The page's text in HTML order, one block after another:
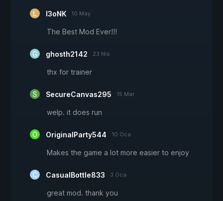
l3oNK 10 May
The Best Mod Ever!!!
ghosth2142 23 Nis
thx for trainer
SecureCanvas295 15 Mar
welp. it does run
OriginalParty544 10 Oca
Makes the game a lot more easier to enjoy
CasualBottle833 3 Oca
great mod. thank you